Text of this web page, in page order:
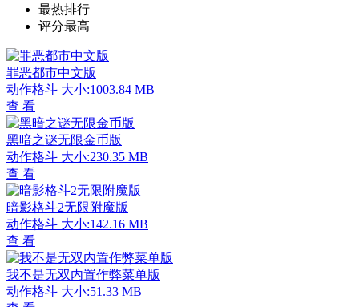
最热排行
评分最高
罪恶都市中文版
动作格斗 大小:1003.84 MB
查 看
黑暗之谜无限金币版
动作格斗 大小:230.35 MB
查 看
暗影格斗2无限附魔版
动作格斗 大小:142.16 MB
查 看
我不是无双内置作弊菜单版
动作格斗 大小:51.33 MB